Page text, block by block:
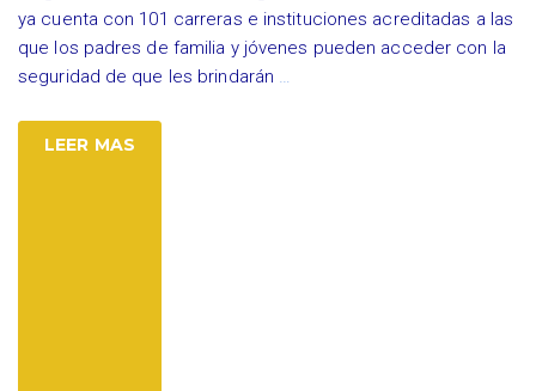
ya cuenta con 101 carreras e instituciones acreditadas a las
que los padres de familia y jóvenes pueden acceder con la
seguridad de que les brindarán …
LEER MAS